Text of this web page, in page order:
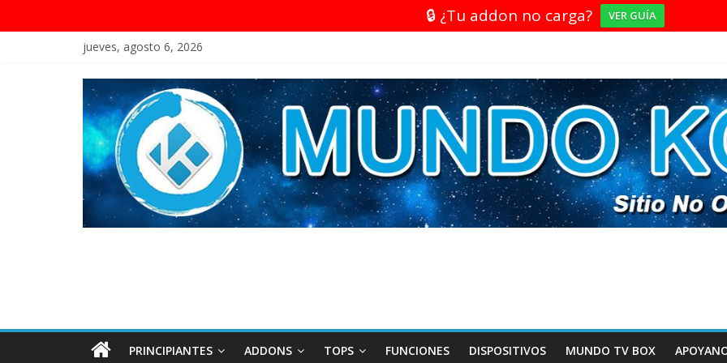
🔒 ¿Tu addon no carga? VER GUÍA
jueves, agosto 6, 2026
PRINCIPIANTES ADDONS TOPS FUNCIONES DISPOSITIVOS MUNDO TV BOX